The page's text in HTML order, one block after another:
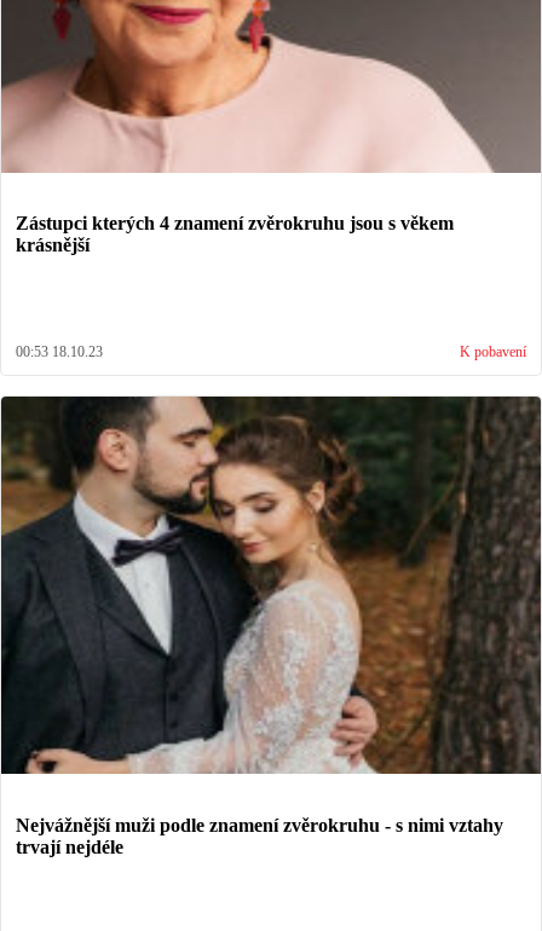
Zástupci kterých 4 znamení zvěrokruhu jsou s věkem
krásnější
00:53 18.10.23 K pobavení
Nejvážnější muži podle znamení zvěrokruhu - s nimi vztahy
trvají nejdéle